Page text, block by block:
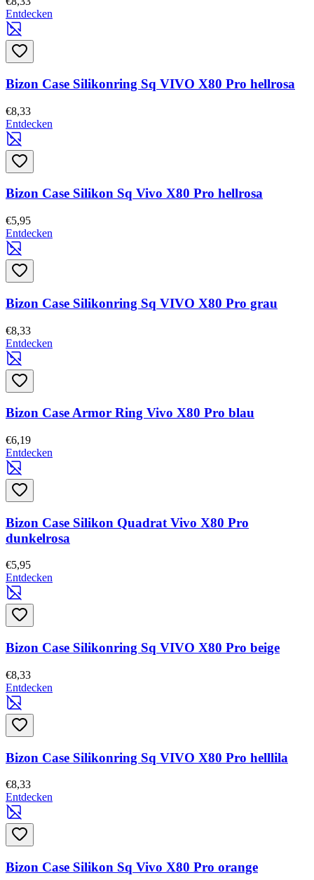
Entdecken
Bizon Case Silikonring Sq VIVO X80 Pro hellrosa
€8,33
Entdecken
Bizon Case Silikon Sq Vivo X80 Pro hellrosa
€5,95
Entdecken
Bizon Case Silikonring Sq VIVO X80 Pro grau
€8,33
Entdecken
Bizon Case Armor Ring Vivo X80 Pro blau
€6,19
Entdecken
Bizon Case Silikon Quadrat Vivo X80 Pro
dunkelrosa
€5,95
Entdecken
Bizon Case Silikonring Sq VIVO X80 Pro beige
€8,33
Entdecken
Bizon Case Silikonring Sq VIVO X80 Pro helllila
€8,33
Entdecken
Bizon Case Silikon Sq Vivo X80 Pro orange